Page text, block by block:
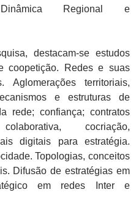
Regional e
destacam-se estudos
coopetição. Redes e suas
Aglomerações territoriais,
e estruturas de
rede; confiança; contratos
cocriação,
digitais para estratégia.
Topologias, conceitos
Difusão de estratégias em
em redes Inter e